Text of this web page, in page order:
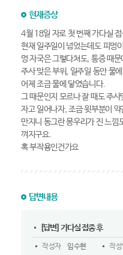
현재증상
4월 18일 자로 첫 번째 가다실
현재 일주일이 넘었는데도 피멍
멍 자국은 그렇다쳐도, 통증 때
주사 맞은 부위, 일주일 동안 물
어제 조금 물에 닿였습니다.
그 때문인지 모르나 잘 때도 주
자고 일어나자, 조금 윗부분이
만지니 동그란 몽우리가 진 느낌
껴지구요.
혹 부작용인건가요
답변내용
[답변] 가다실 접종 후
작성자 임수현 작성